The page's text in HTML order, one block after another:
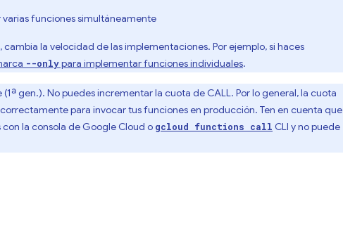
varias funciones simultáneamente
la velocidad de las implementaciones. Por ejemplo, si haces
--onlypara implementar funciones individuales.
(1ª gen.). No puedes incrementar la cuota de CALL. Por lo general, la cuota
para invocar tus funciones en producción. Ten en cuenta que
la consola de Google Cloud o gcloud functions call CLI y no puede